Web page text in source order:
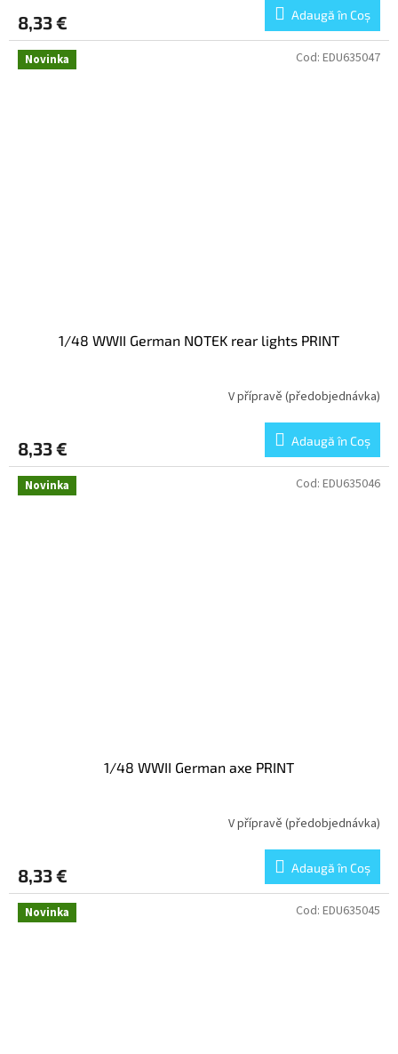
8,33 € Adaugă în Coş
Novinka
1/48 WWII German NOTEK rear lights PRINT
V přípravě (předobjednávka)
8,33 € Adaugă în Coş
Cod: EDU635047
Novinka
1/48 WWII German axe PRINT
V přípravě (předobjednávka)
8,33 € Adaugă în Coş
Cod: EDU635046
Novinka Cod: EDU635045